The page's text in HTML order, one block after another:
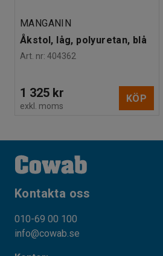
MANGANIN
Åkstol, låg, polyuretan, blå
Art. nr: 404362
1 325 kr
exkl. moms
KÖP
Kontakta oss
010-69 00 100
info@cowab.se